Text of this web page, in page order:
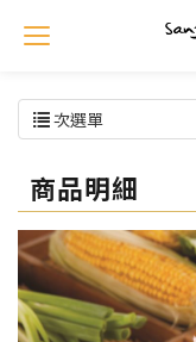
次選單
商品明細